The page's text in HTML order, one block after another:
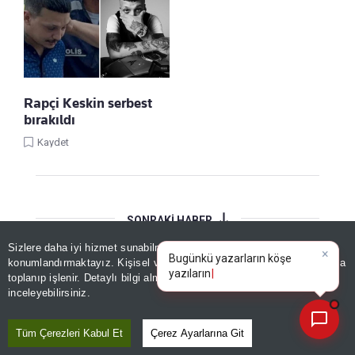
Sizlere daha iyi hizmet sunabilmek adına sitemizde
konumlandırmaktayız. Kişisel verileriniz, KVKK ve GDPR kapsamında
toplanıp işlenir. Detaylı bilgi almak içinAydınlatma Metnimizi
inceleyebilirsiniz.
Tüm Çerezleri Kabul Et Çerez Ayarlarına Git
Rapçi Keskin serbest
bırakıldı
Kaydet
SONRAKİ HABER
Haber asistanıyla